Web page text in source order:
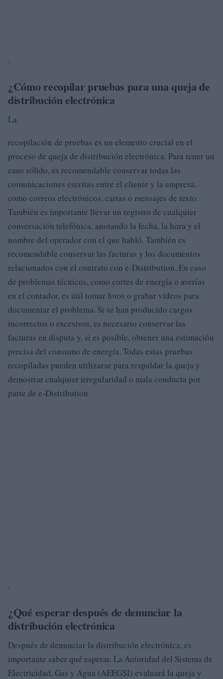
.
¿Cómo recopilar pruebas para una queja de
distribución electrónica
La
recopilación de pruebas es un elemento crucial en el
proceso de queja de distribución electrónica. Para tener un
caso sólido, es recomendable conservar todas las
comunicaciones escritas entre el cliente y la empresa,
como correos electrónicos, cartas o mensajes de texto.
También es importante llevar un registro de cualquier
conversación telefónica, anotando la fecha, la hora y el
nombre del operador con el que habló. También es
recomendable conservar las facturas y los documentos
relacionados con el contrato con e-Distribution. En caso
de problemas técnicos, como cortes de energía o averías
en el contador, es útil tomar fotos o grabar vídeos para
documentar el problema. Si se han producido cargos
incorrectos o excesivos, es necesario conservar las
facturas en disputa y, si es posible, obtener una estimación
precisa del consumo de energía. Todas estas pruebas
recopiladas pueden utilizarse para respaldar la queja y
demostrar cualquier irregularidad o mala conducta por
parte de e-Distribution
.
¿Qué esperar después de denunciar la
distribución electrónica
Después de denunciar la distribución electrónica, es
importante saber qué esperar. La Autoridad del Sistema de
Electricidad, Gas y Agua (AEEGSI) evaluará la queja y